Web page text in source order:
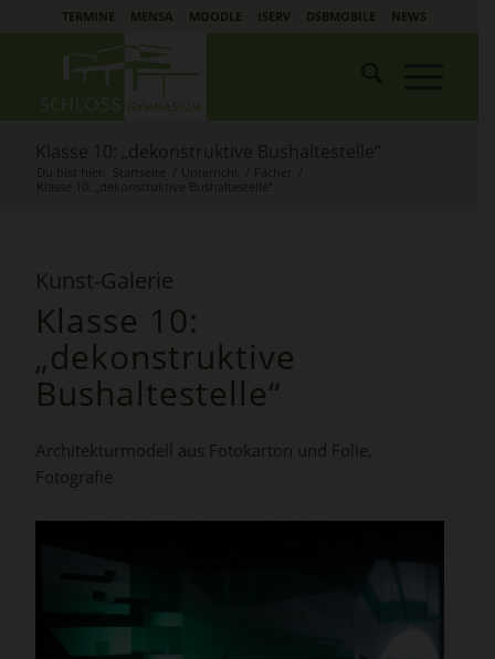
TERMINE MENSA MOODLE ISERV DSBMOBILE NEWS
Klasse 10: „dekonstruktive Bushaltestelle“
Du bist hier: Startseite Unterricht Fächer
Klasse 10: „dekonstruktive Bushaltestelle“
Kunst-Galerie
Klasse 10:
„dekonstruktive
Bushaltestelle“
Architekturmodell aus Fotokarton und Folie,
Fotografie